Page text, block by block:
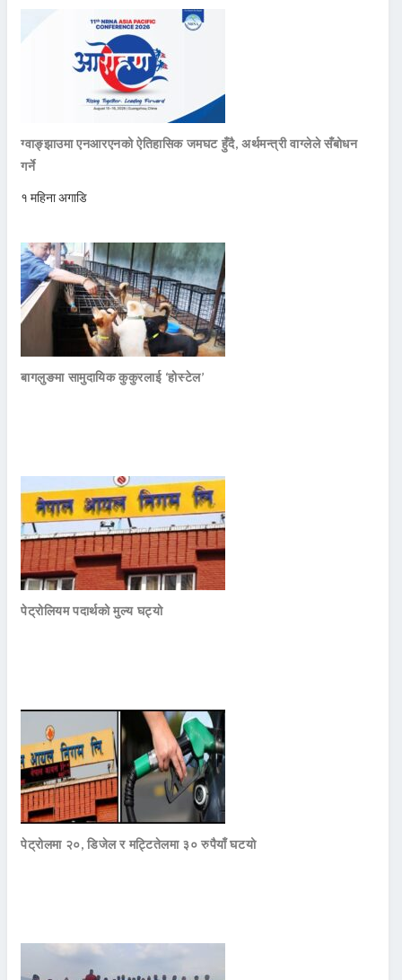
ग्वाङ्झाउमा एनआरएनको ऐतिहासिक जमघट हुँदै, अर्थमन्त्री वाग्लेले सँबोधन
गर्ने
१ महिना अगाडि
बागलुङमा सामुदायिक कुकुरलाई ‘होस्टेल’
पेट्रोलियम पदार्थको मुल्य घट्यो
पेट्रोलमा २०, डिजेल र मट्टितेलमा ३० रुपैयाँ घटयो